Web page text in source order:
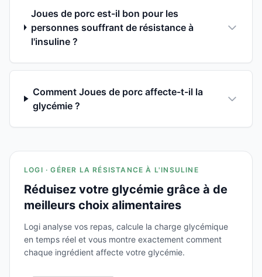
Joues de porc est-il bon pour les
personnes souffrant de résistance à
l'insuline ?
Comment Joues de porc affecte-t-il la
glycémie ?
LOGI · GÉRER LA RÉSISTANCE À L'INSULINE
Réduisez votre glycémie grâce à de
meilleurs choix alimentaires
Logi analyse vos repas, calcule la charge glycémique
en temps réel et vous montre exactement comment
chaque ingrédient affecte votre glycémie.